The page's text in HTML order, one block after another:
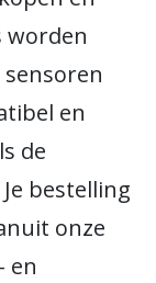
worden
en
de
bestelling
onze
en